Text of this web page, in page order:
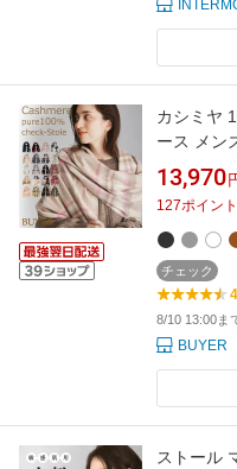
カシミヤ
ース メン
トール カ
ェック柄
祖母 20代
生日プレ
13,970
127ポイント
チェック
8/10 13:00ま
BUYER
ストール